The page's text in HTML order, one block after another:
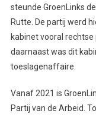
steunde GroenLinks
Rutte. De partij werd
kabinet vooral
daarnaast was dit
toeslagenaffaire.
Vanaf 2021 is
Partij van de Arbeid.